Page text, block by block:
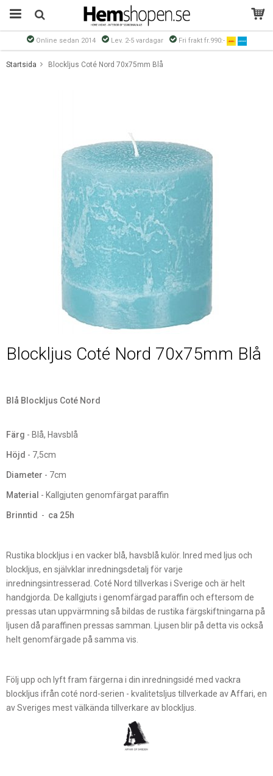
Online sedan 2014 Lev. 2-5 vardagar Fri frakt fr.990:-
Startsida Blockljus Coté Nord 70x75mm Blå
Blockljus Coté Nord 70x75mm Blå
Blå Blockljus Coté Nord
Färg - Blå, Havsblå
Höjd - 7,5cm
Diameter - 7cm
Material - Kallgjuten genomfärgat paraffin
Brinntid - ca 25h
Rustika blockljus i en vacker blå, havsblå kulör. Inred med ljus och
blockljus, en självklar inredningsdetalj för varje
inredningsintresserad. Coté Nord tillverkas i Sverige och är helt
handgjorda. De kallgjuts i genomfärgad paraffin och eftersom de
pressas utan uppvärmning så bildas de rustika färgskiftningarna på
ljusen då paraffinen pressas samman. Ljusen blir på detta vis också
helt genomfärgade på samma vis.
Följ upp och lyft fram färgerna i din inredningsidé med vackra
blockljus ifrån coté nord-serien - kvalitetsljus tillverkade av Affari, en
av Sveriges mest välkända tillverkare av blockljus.